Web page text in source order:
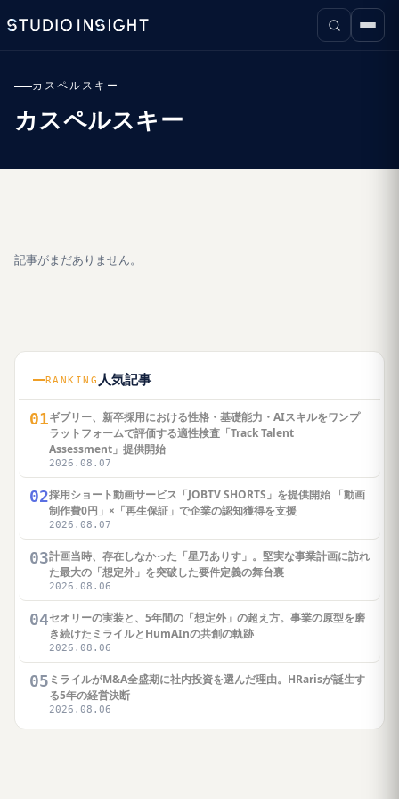
カスペルスキー
カスペルスキー
記事がまだありません。
RANKING 人気記事
01ギブリー、新卒採用における性格・基礎能力・AIスキルをワンプ
ラットフォームで評価する適性検査「Track Talent
Assessment」提供開始
2026.08.07
02採用ショート動画サービス「JOBTV SHORTS」を提供開始 「動画
制作費0円」×「再生保証」で企業の認知獲得を支援
2026.08.07
03計画当時、存在しなかった「星乃ありす」。堅実な事業計画に訪れ
た最大の「想定外」を突破した要件定義の舞台裏
2026.08.06
04セオリーの実装と、5年間の「想定外」の超え方。事業の原型を磨
き続けたミライルとHumAInの共創の軌跡
2026.08.06
05 ミライルがM&A全盛期に社内投資を選んだ理由。HRarisが誕生す
る5年の経営決断
2026.08.06